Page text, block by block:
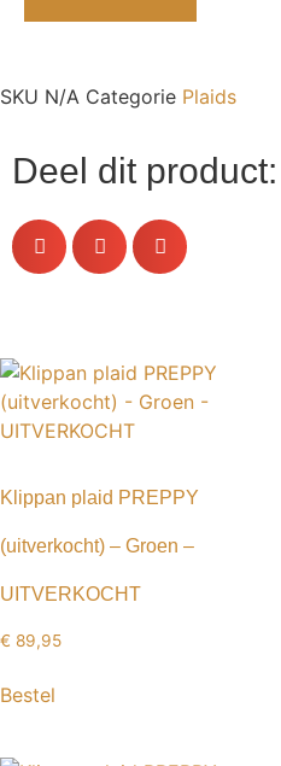
SKU N/A Categorie Plaids
Deel dit product:
Klippan plaid PREPPY
(uitverkocht) – Groen –
UITVERKOCHT
€ 89,95
Bestel